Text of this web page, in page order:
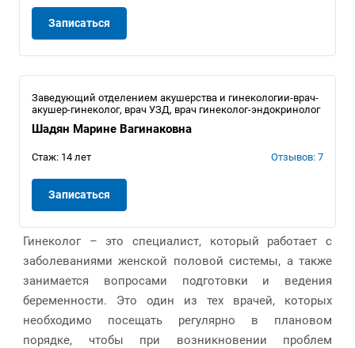
Записаться
Заведующий отделением акушерства и гинекологии-врач-
акушер-гинеколог, врач УЗД, врач гинеколог-эндокринолог
Шадян Марине Вагинаковна
Стаж: 14 лет Отзывов: 7
Записаться
Гинеколог – это специалист, который работает с
заболеваниями женской половой системы, а также
занимается вопросами подготовки и ведения
беременности. Это один из тех врачей, которых
необходимо посещать регулярно в плановом
порядке, чтобы при возникновении проблем